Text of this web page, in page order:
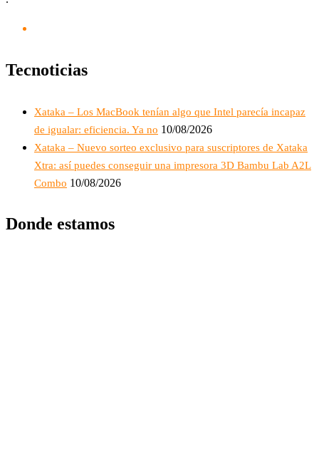
Tecnoticias
Xataka – Los MacBook tenían algo que Intel parecía incapaz
de igualar: eficiencia. Ya no 10/08/2026
Xataka – Nuevo sorteo exclusivo para suscriptores de Xataka
Xtra: así puedes conseguir una impresora 3D Bambu Lab A2L
Combo 10/08/2026
Donde estamos